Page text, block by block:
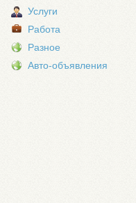
Услуги
Работа
Разное
Авто-объявления